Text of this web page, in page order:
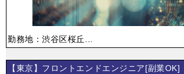
勤務地：渋谷区桜丘...
【東京】フロントエンドエンジニア[副業OK]